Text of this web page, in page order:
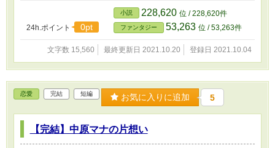
24h.ポイント 0pt
小説 228,620 位 / 228,620件
ファンタジー 53,263 位 / 53,263件
文字数 15,560 最終更新日 2021.10.20 登録日 2021.10.04
恋愛 完結 短編 お気に入りに追加 5
【完結】中原マナの片想い